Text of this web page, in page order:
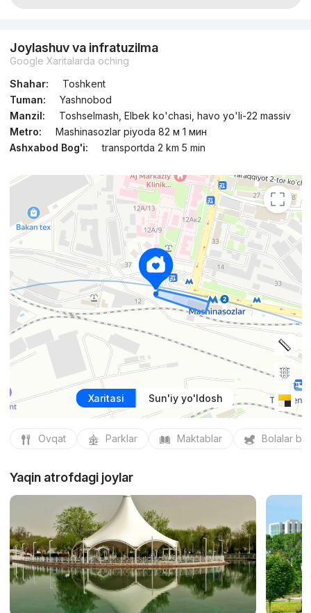
Joylashuv va infratuzilma
Google Xaritalarda oching
Shahar:
Toshkent
Tuman:
Yashnobod
Manzil:
Toshselmash, Elbek ko'chasi, havo yo'li-22 massiv
Metro:
Mashinasozlar piyoda 82 м 1 мин
Ashxabod Bog'i:
transportda 2 km 5 min
Xaritasi Sun'iy yo'ldosh
Ovqat Parklar Maktablar Bolalar
Yaqin atrofdagi joylar